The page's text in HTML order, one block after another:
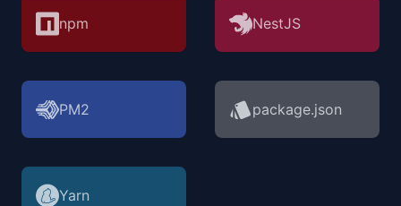
npm NestJS
PM2 package.json
Yarn